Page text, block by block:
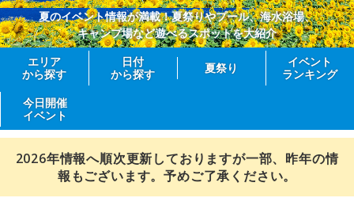
夏のイベント情報が満載！夏祭りやプール、海水浴場、
キャンプ場など遊べるスポットを大紹介
エリア
から探す
日付
から探す
夏祭り
イベント
ランキング
今日開催
イベント
2026年情報へ順次更新しておりますが一部、昨年の情
報もございます。予めご了承ください。